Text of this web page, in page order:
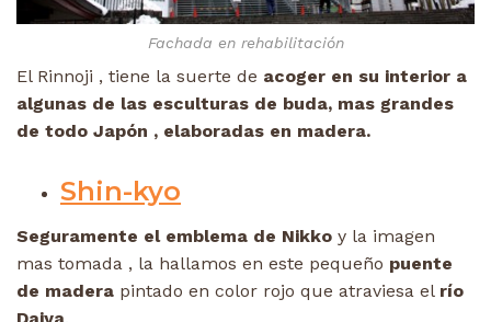
Fachada en rehabilitación
El Rinnoji , tiene la suerte de acoger en su interior a
algunas de las esculturas de buda, mas grandes
de todo Japón , elaboradas en madera.
Shin-kyo
Seguramente el emblema de Nikko y la imagen
mas tomada , la hallamos en este pequeño puente
de madera pintado en color rojo que atraviesa el río